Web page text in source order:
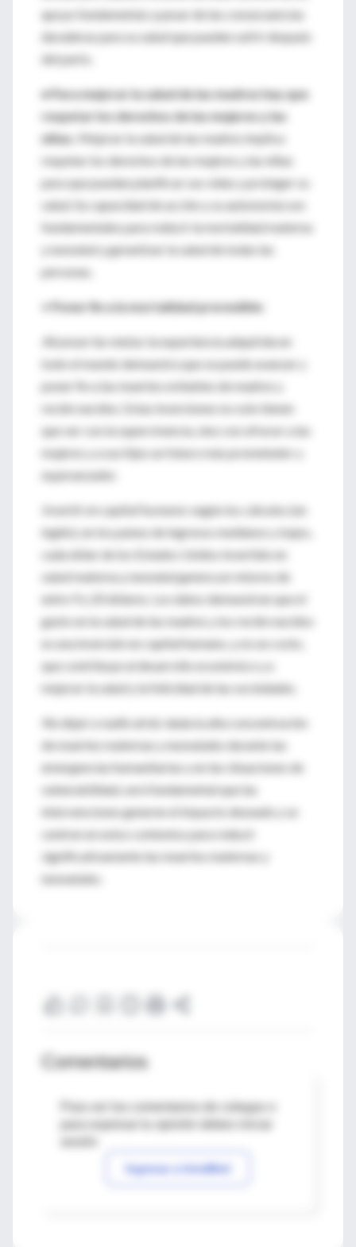
apoyo fundamental, a pesar de las consecuencias
duraderas para su salud que pueden sufrir después
del parto.
• Para mejorar la salud de las madres hay que
respetar los derechos de las mujeres y las
niñas.
Mejorar la salud de las madres implica
respetar los derechos de las mujeres y las niñas
para que puedan planificar sus vidas y proteger su
salud. Su capacidad de acción y su autonomía son
fundamentales para reducir la mortalidad materna
y neonatal y garantizar la salud de todas las
personas.
Poner fin a la mortalidad prevenible:
Alcanzar las metas:
la experiencia adquirida en
todo el mundo demuestra que se puede avanzar y
poner fin a las muertes evitables de madres y
recién nacidos. Estas inversiones no solo tienen
que ver con la supervivencia, sino con ofrecer a las
mujeres y a sus hijos un futuro más prometedor y
esperanzador.
Invertir en capital humano:
según los cálculos (en
inglés), en los países de ingresos medianos y bajos,
cada dólar de los Estados Unidos invertido en
salud materna y neonatal genera un retorno de
entre 9 y 20 dólares. Los datos demuestran que el
gasto en la salud de las madres y los recién nacidos
es una inversión en capital humano, y no un costo,
que contribuye al desarrollo económico y a
mejorar la salud y la felicidad de las sociedades.
No dejar a nadie atrás: dada la alta concentración
de muertes maternas y neonatales durante las
emergencias humanitarias y en las situaciones de
vulnerabilidad, será fundamental que las
intervenciones generen el impacto deseado y se
centren en estos contextos para reducir
significativamente las muertes maternas y
neonatales.
Comentarios
Para ver los comentarios de colegas o
Ingresar a IntraMed